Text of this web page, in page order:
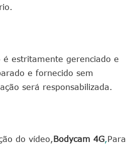
é estritamente gerenciado e
e fornecido sem
será responsabilizada.
do vídeo, Bodycam 4G Para